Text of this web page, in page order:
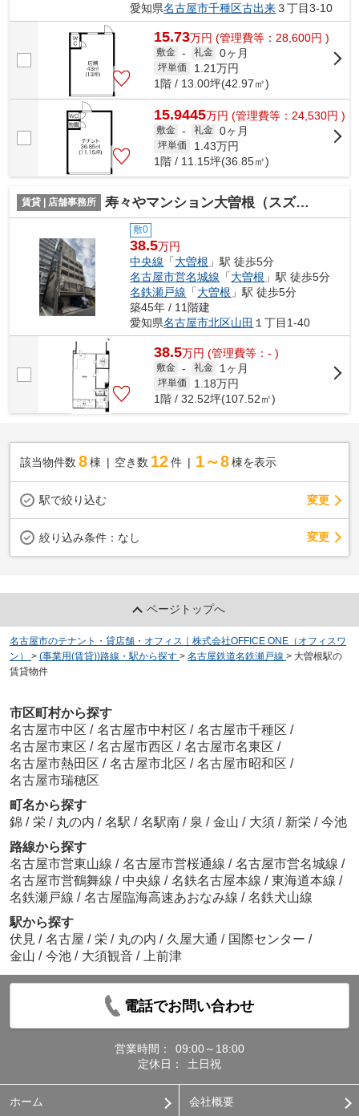
愛知県名古屋市千種区古出来３丁目3-10
15.73万円 (管理費等：28,600円 )
敷金 - 礼金 0ヶ月
坪単価 1.21万円
1階 / 13.00坪(42.97㎡)
15.9445万円 (管理費等：24,530円 )
敷金 - 礼金 0ヶ月
坪単価 1.43万円
1階 / 11.15坪(36.85㎡)
賃貸 | 店舗事務所 寿々やマンション大曽根（スズヤ マンション オオゾネ）【 名古屋の貸事務所・貸オフィス 】
敷0
38.5万円
中央線 「大曽根 」駅 徒歩5分
名古屋市営名城線 「大曽根 」駅 徒歩5分
名鉄瀬戸線 「大曽根 」駅 徒歩5分
築45年 / 11階建
愛知県名古屋市北区山田 １丁目1-40
38.5万円 (管理費等：- )
敷金 - 礼金 1ヶ月
坪単価 1.18万円
1階 / 32.52坪(107.52㎡)
該当物件数 8棟 空き数 12 件 1～8 棟を表示
駅で絞り込む 変更
絞り込み条件： なし 変更
ページトップへ
名古屋市のテナント・貸店舗・オフィス｜株式会社OFFICE ONE（オフィスワ
ン）
> (事業用(賃貸))路線・駅から探す > 名古屋鉄道名鉄瀬戸線 > 大曽根駅の
賃貸物件
市区町村から探す
名古屋市中区 / 名古屋市中村区 / 名古屋市千種区 /
名古屋市東区 / 名古屋市西区 / 名古屋市名東区 /
名古屋市熱田区 / 名古屋市北区 / 名古屋市昭和区 /
名古屋市瑞穂区
町名から探す
錦 / 栄 / 丸の内 / 名駅 / 名駅南 / 泉 / 金山 / 大須 / 新栄 / 今池
路線から探す
名古屋市営東山線 / 名古屋市営桜通線 / 名古屋市営名城線 /
名古屋市営鶴舞線 / 中央線 / 名鉄名古屋本線 / 東海道本線 /
名鉄瀬戸線 / 名古屋臨海高速あおなみ線 / 名鉄犬山線
駅から探す
伏見 / 名古屋 / 栄 / 丸の内 / 久屋大通 / 国際センター /
金山 / 今池 / 大須観音 / 上前津
電話でお問い合わせ
営業時間：
09:00～18:00
定休日：
土日祝
ホーム 会社概要